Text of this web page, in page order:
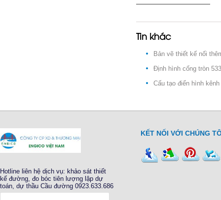
Tin khác
Bản vẽ thiết kế nối
Định hình cống tròn
Cấu tạo điển hình
Hotline liên hệ dịch vụ: khảo sát thiết
kế đường, đo bóc tiên lượng lập dự
toán, dự thầu Cầu đường 0923.633.686
KẾT NỐI VỚI CHÚNG